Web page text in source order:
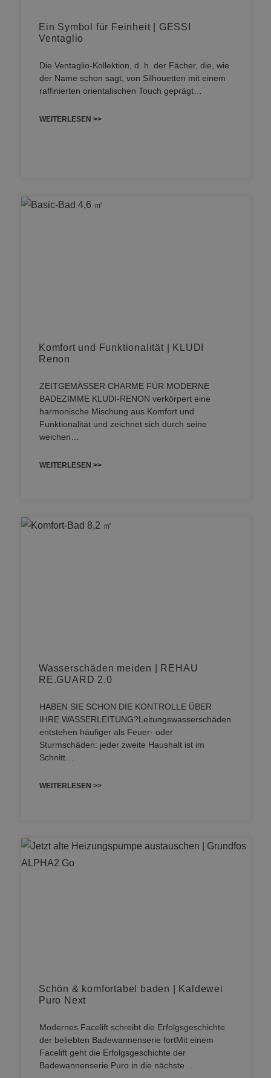
Ein Symbol für Feinheit | GESSI
Ventaglio
Die Ventaglio-Kollektion, d. h. der Fächer, die, wie
der Name schon sagt, von Silhouetten mit einem
raffinierten orientalischen Touch geprägt…
WEITERLESEN >>
Komfort und Funktionalität | KLUDI
Renon
ZEITGEMÄSSER CHARME FÜR MODERNE
BADEZIMME KLUDI-RENON verkörpert eine
harmonische Mischung aus Komfort und
Funktionalität und zeichnet sich durch seine
weichen…
WEITERLESEN >>
Wasserschäden meiden | REHAU
RE.GUARD 2.0
HABEN SIE SCHON DIE KONTROLLE ÜBER
IHRE WASSERLEITUNG?Leitungswasserschäden
entstehen häufiger als Feuer- oder
Sturmschäden: jeder zweite Haushalt ist im
Schnitt…
WEITERLESEN >>
Schön & komfortabel baden | Kaldewei
Puro Next
Modernes Facelift schreibt die Erfolgsgeschichte
der beliebten Badewannenserie fortMit einem
Facelift geht die Erfolgsgeschichte der
Badewannenserie Puro in die nächste…